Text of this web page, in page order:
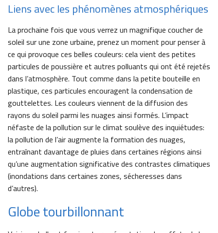
Liens avec les phénomènes atmosphériques
La prochaine fois que vous verrez un magnifique coucher de
soleil sur une zone urbaine, prenez un moment pour penser à
ce qui provoque ces belles couleurs: cela vient des petites
particules de poussière et autres polluants qui ont été rejetés
dans l’atmosphère. Tout comme dans la petite bouteille en
plastique, ces particules encouragent la condensation de
gouttelettes. Les couleurs viennent de la diffusion des
rayons du soleil parmi les nuages ainsi formés. L’impact
néfaste de la pollution sur le climat soulève des inquiétudes:
la pollution de l’air augmente la formation des nuages,
entraînant davantage de pluies dans certaines régions ainsi
qu’une augmentation significative des contrastes climatiques
(inondations dans certaines zones, sécheresses dans
d’autres).
Globe tourbillonnant